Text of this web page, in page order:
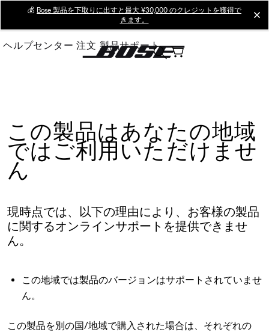
Main
💰 Bose 製品を下取りに出すと最大 ¥30,000 のクレジットを獲得で
きます。
ヘルプセンター 注文 製品サポート
この製品はあなたの地域
ではご利用いただけませ
ん
現時点では、以下の理由により、お客様の製品
に関するオンラインサポートを提供できませ
ん。
この地域では製品のバージョンはサポートされていませ
ん。
この製品を別の国/地域で購入された場合は、それぞれの